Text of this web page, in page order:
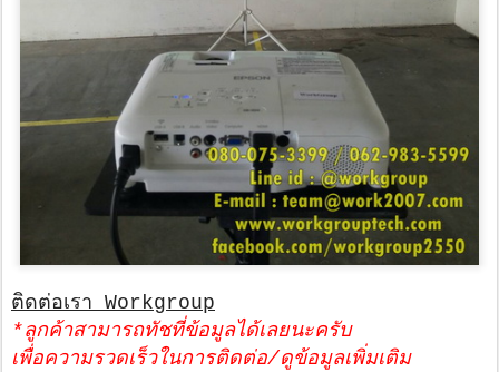
ติดต่อเรา Workgroup
*ลูกค้าสามารถทัชที่ข้อมูลได้เลยนะครับ
เพื่อความรวดเร็วในการติดต่อ/ดูข้อมูลเพิ่มเติม